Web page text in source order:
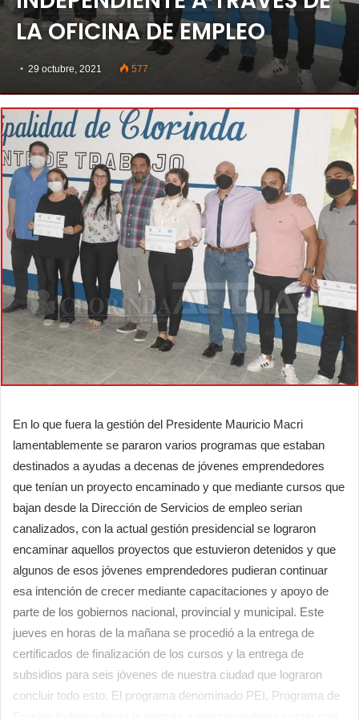
LA OFICINA DE EMPLEO
29 octubre, 2021 577
En lo que fuera la gestión del Presidente Mauricio Macri
lamentablemente se pararon varios programas que estaban
destinados a ayudas a decenas de jóvenes emprendedores
que tenían un proyecto encaminado y que mediante cursos que
bajan desde la Dirección de Servicios de empleo serian
canalizados, con la actual gestión presidencial se lograron
encaminar aquellos proyectos que estuvieron detenidos y que
algunos de esos jóvenes emprendedores pudieran continuar
esa intención de crecer mediante capacitaciones y apoyo de
parte de los gobiernos nacional, provincial y municipal. Este
jueves en horas de la mañana se procedió a la entrega de
certificados de finalización de los cursos y la entrega de
subsidios para seis jóvenes de nuestra ciudad que lograron
concluir todo esto. El programa denominado PEI, Programa de